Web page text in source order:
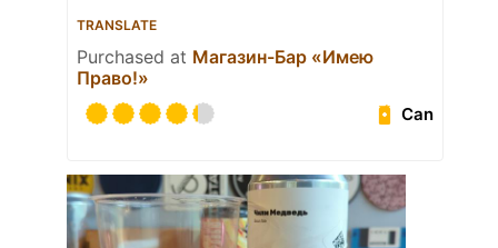
TRANSLATE
Purchased at Магазин-Бар «Имею
Право!»
Can